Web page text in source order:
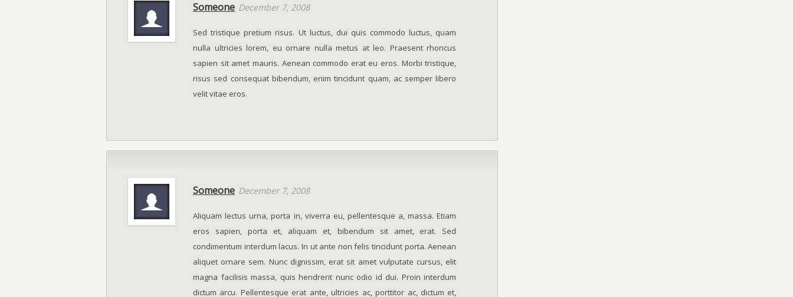
Someone December 7, 2008
Sed tristique pretium risus. Ut luctus, dui quis commodo luctus, quam
nulla ultricies lorem, eu ornare nulla metus at leo. Praesent rhoncus
sapien sit amet mauris. Aenean commodo erat eu eros. Morbi tristique,
risus sed consequat bibendum, enim tincidunt quam, ac semper libero
velit vitae eros.
Someone December 7, 2008
Aliquam lectus urna, porta in, viverra eu, pellentesque a, massa. Etiam
eros sapien, porta et, aliquam et, bibendum sit amet, erat. Sed
condimentum interdum lacus. In ut ante non felis tincidunt porta. Aenean
aliquet ornare sem. Nunc dignissim, erat sit amet vulputate cursus, elit
magna facilisis massa, quis hendrerit nunc odio id dui. Proin interdum
dictum arcu. Pellentesque erat ante, ultricies ac, porttitor ac, dictum et,